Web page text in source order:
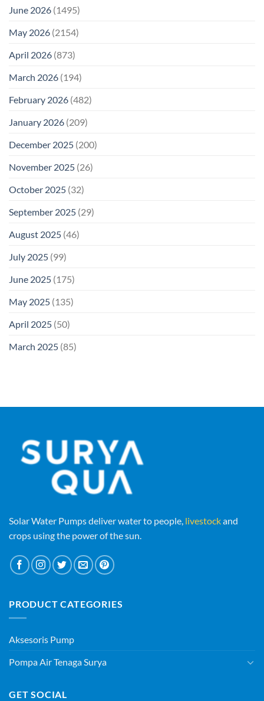
June 2026 (1495)
May 2026 (2154)
April 2026 (873)
March 2026 (194)
February 2026 (482)
January 2026 (209)
December 2025 (200)
November 2025 (26)
October 2025 (32)
September 2025 (29)
August 2025 (46)
July 2025 (99)
June 2025 (175)
May 2025 (135)
April 2025 (50)
March 2025 (85)
Solar Water Pumps deliver water to people, livestockand
crops using the power of the sun.
PRODUCT CATEGORIES
Aksesoris Pump
Pompa Air Tenaga Surya
GET SOCIAL